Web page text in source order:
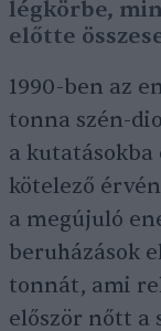
légkörbe,
előtte
1990-ben az
tonna szén-
a
kötelező
a megújuló
beruházások
tonnát, ami
először nőtt a